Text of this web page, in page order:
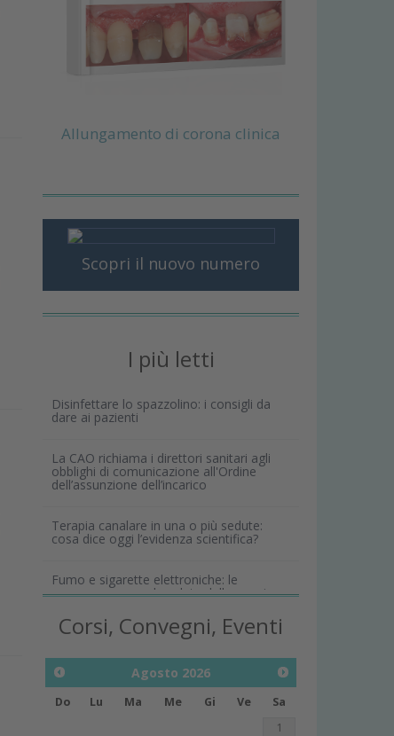
Allungamento di corona clinica
Scopri il nuovo numero
I più letti
Disinfettare lo spazzolino: i consigli da
dare ai pazienti
La CAO richiama i direttori sanitari agli
obblighi di comunicazione all'Ordine
dell’assunzione dell’incarico
Terapia canalare in una o più sedute:
cosa dice oggi l’evidenza scientifica?
Fumo e sigarette elettroniche: le
conseguenze per la salute delle gengive
Corsi, Convegni, Eventi
Agosto 2026
Do Lu Ma Me Gi Ve
Sa
1